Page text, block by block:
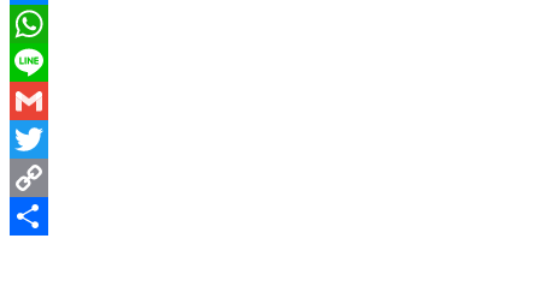
Messenger
WhatsApp
Line
Gmail
Twitter
Copy